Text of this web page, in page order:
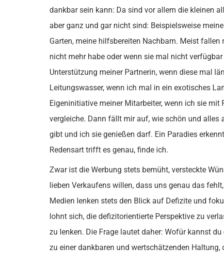
dankbar sein kann: Da sind vor allem die kleinen
aber ganz und gar nicht sind: Beispielsweise
Garten, meine hilfsbereiten Nachbarn. Meist
nicht mehr habe oder wenn sie mal nicht
Unterstützung meiner Partnerin, wenn diese mal
Leitungswasser, wenn ich mal in ein exotisches
Eigeninitiative meiner Mitarbeiter, wenn ich sie
vergleiche. Dann fällt mir auf, wie schön und alles
gibt und ich sie genießen darf. Ein Paradies
Redensart trifft es genau, finde ich.
Zwar ist die Werbung stets bemüht, versteckte
lieben Verkaufens willen, dass uns genau das
Medien lenken stets den Blick auf Defizite und
lohnt sich, die defizitorientierte Perspektive zu
zu lenken. Die Frage lautet daher: Wofür kannst
zu einer dankbaren und wertschätzenden